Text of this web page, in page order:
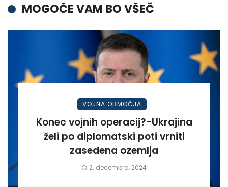
MOGOČE VAM BO VŠEČ
VOJNA OBMOČJA
Konec vojnih operacij?-Ukrajina
želi po diplomatski poti vrniti
zasedena ozemlja
2. decembra, 2024